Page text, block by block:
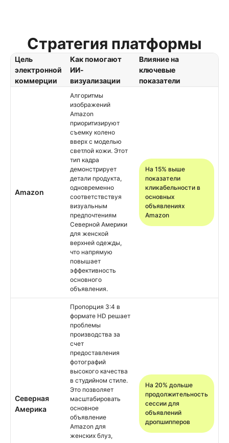
Стратегия платформы
Цель
электронной
коммерции
Как помогают
ИИ-
визуализации
Влияние на
ключевые
показатели
Amazon
Алгоритмы
изображений
Amazon
приоритизируют
съемку колено
вверх с моделью
светлой кожи. Этот
тип кадра
демонстрирует
детали продукта,
одновременно
соответствствуя
визуальным
предпочтениям
Северной Америки
для женской
верхней одежды,
что напрямую
повышает
эффективность
основного
объявления.
На 15% выше
показатели
кликабельности в
основных
объявлениях
Amazon
Северная
Америка
Пропорция 3:4 в
формате HD решает
проблемы
производства за
счет
предоставления
фотографий
высокого качества
в студийном стиле.
Это позволяет
масштабировать
основное
объявление
Amazon для
женских блуз,
На 20% дольше
продолжительность
сессии для
объявлений
дропшипперов